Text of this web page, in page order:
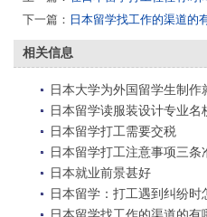
下一篇： 日本留学找工作的渠道的
相关信息
日本大学为外国留学生制作
日本留学读服装设计专业
日本留学打工需要交税
日本留学打工注意事项三条
日本就业前景甚好
日本留学：打工遇到纠纷时